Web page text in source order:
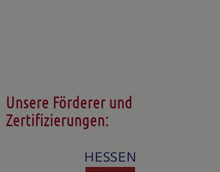
Unsere Förderer und
Zertifizierungen: